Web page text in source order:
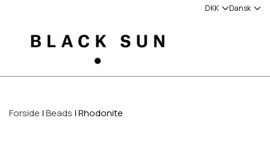
Forside Beads Rhodonite